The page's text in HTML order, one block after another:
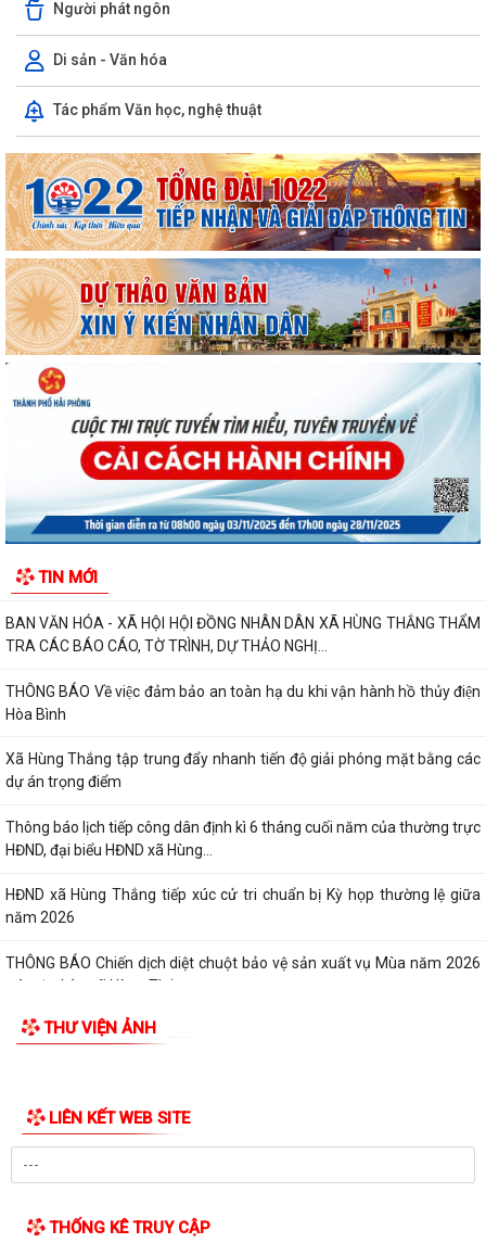
Người phát ngôn
Di sản - Văn hóa
Tác phẩm Văn học, nghệ thuật
TIN MỚI
đầu tư xây dựng xã Hùng Thắng...
XÃ HÙNG THẮNG TỔ CHỨC LỄ CHÀO CỜ ĐẦU THÁNG 8/2026
Hải Phòng giảm thời gian giải quyết từ 50% trở lên hơn 1.900 thủ tục
hành chính
XÃ HÙNG THẮNG CÔNG BỐ CÁC QUYẾT ĐỊNH VỀ CÔNG TÁC CÁN BỘ
TẠI TRƯỜNG TRUNG HỌC CƠ SỞ VINH QUANG
Hội nghị toàn quốc quán triệt và triển khai thực hiện Nghị quyết Hội
nghị lần thứ ba Ban Chấp hành...
Đảng ủy xã Hùng Thắng tổ chức lớp bồi dưỡng, tập huấn lý luận chính
trị hè năm 2026
TRI ÂN CÁC ANH HÙNG LIỆT SĨ – THẮP SÁNG ĐẠO LÝ "UỐNG NƯỚC
NHỚ NGUỒN"
ỦY BAN MTTQ VIỆT NAM XÃ HÙNG THẮNG SƠ KẾT CÔNG TÁC MẶT
TRẬN 6 THÁNG ĐẦU NĂM 2026
MANG BẢN SẮC ĐI CÙNG THẾ GIỚI
BÁO CÁO CÔNG TÁC CHUẨN BỊ KỲ HỌP THỨ 3
BAN VĂN HÓA - XÃ HỘI HỘI ĐỒNG NHÂN DÂN XÃ HÙNG THẮNG THẨM
TRA CÁC BÁO CÁO, TỜ TRÌNH, DỰ THẢO NGHỊ...
THÔNG BÁO Về việc đảm bảo an toàn hạ du khi vận hành hồ thủy điện
Hòa Bình
Xã Hùng Thắng tập trung đẩy nhanh tiến độ giải phóng mặt bằng các
dự án trọng điểm
Thông báo lịch tiếp công dân định kì 6 tháng cuối năm của thường trực
HĐND, đại biểu HĐND xã Hùng...
HĐND xã Hùng Thắng tiếp xúc cử tri chuẩn bị Kỳ họp thường lệ giữa
năm 2026
THÔNG BÁO Chiến dịch diệt chuột bảo vệ sản xuất vụ Mùa năm 2026
trên địa bàn xã Hùng Thắng
Về việc ủy quyền thực hiện nhiệm vụ thuộc thẩm quyền của Ủy ban
thành phố Hải Phòng về việc công bố...
QĐ ban hành Nội quy tiếp công dân tại trụ sở UBND xã Hùng Thắng
nhân dân xã Hùng Thắng
THƯ VIỆN ẢNH
LIÊN KẾT WEB SITE
THỐNG KÊ TRUY CẬP